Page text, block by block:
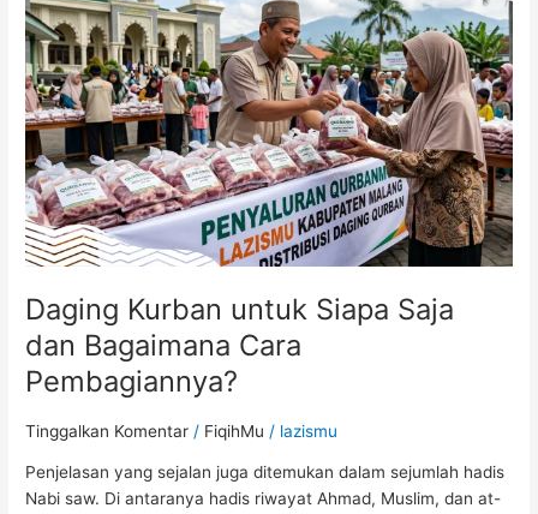
Daging Kurban untuk Siapa Saja
dan Bagaimana Cara
Pembagiannya?
Tinggalkan Komentar / FiqihMu / lazismu
Penjelasan yang sejalan juga ditemukan dalam sejumlah hadis
Nabi saw. Di antaranya hadis riwayat Ahmad, Muslim, dan at-
Siapa
Saja
dan
Bagaimana
Cara
Pembagiannya?